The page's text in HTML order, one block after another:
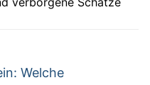
Welche